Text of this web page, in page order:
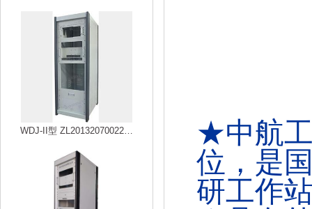
WDJ-II型 ZL20132070022…
★中航
位，是
研工作